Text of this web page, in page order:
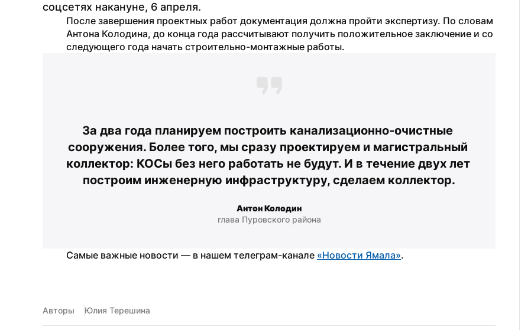
соцсетях накануне, 6 апреля.
После завершения проектных работ документация должна пройти экспертизу. По словам
Антона Колодина, до конца года рассчитывают получить положительное заключение и со
следующего года начать строительно-монтажные работы.
За два года планируем построить канализационно-очистные
сооружения. Более того, мы сразу проектируем и магистральный
коллектор: КОСы без него работать не будут. И в течение двух лет
построим инженерную инфраструктуру, сделаем коллектор.
Антон Колодин
глава Пуровского района
Самые важные новости — в нашем телеграм-канале «Новости Ямала».
Авторы Юлия Терешина